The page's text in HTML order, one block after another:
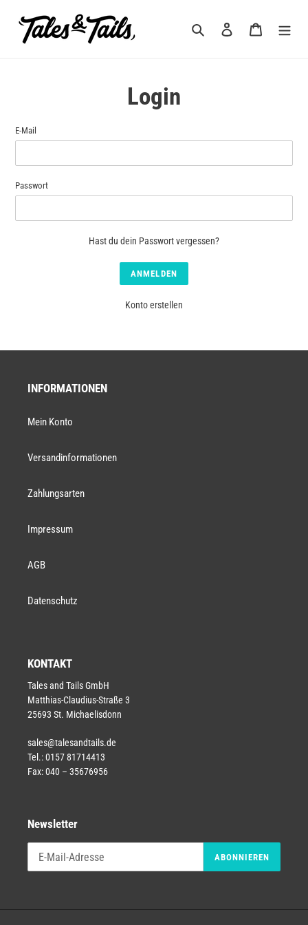
Suchen Einloggen Warenkorb
Login
E-Mail
Passwort
Hast du dein Passwort vergessen?
Konto erstellen
INFORMATIONEN
Mein Konto
Versandinformationen
Zahlungsarten
Impressum
AGB
Datenschutz
KONTAKT
Tales and Tails GmbH
Matthias-Claudius-Straße 3
25693 St. Michaelisdonn
sales@talesandtails.de
Tel.: 0157 81714413
Fax: 040 – 35676956
Newsletter
ABONNIEREN